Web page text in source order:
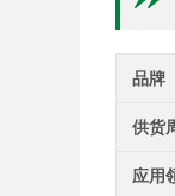
品牌
供货
应用